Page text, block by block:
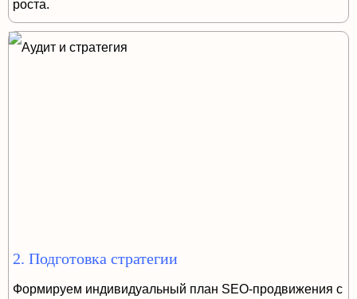
роста.
2. Подготовка стратегии
Формируем индивидуальный план SEO-продвижения с